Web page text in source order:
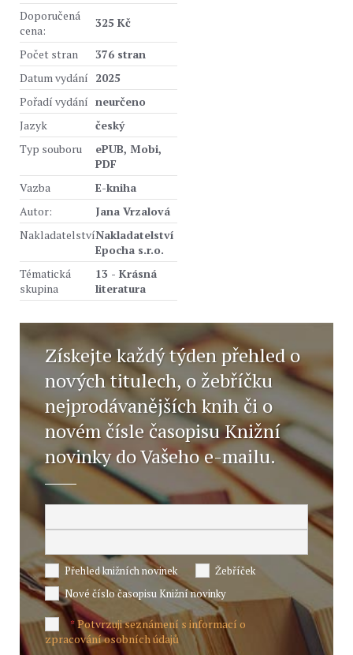
Doporučená
cena:
325 Kč
Počet stran
376 stran
Datum vydání 2025
Pořadí vydání neurčeno
Jazyk
český
Typ souboru
ePUB, Mobi,
PDF
Vazba
E-kniha
Autor:
Jana Vrzalová
NakladatelstvíNakladatelství
Epocha s.r.o.
Tématická
skupina
13 - Krásná
literatura
Získejte každý týden přehled o
nových titulech, o žebříčku
nejprodávanějších knih či o
novém čísle časopisu Knižní
novinky do Vašeho e-mailu.
Přehled knižních novinek
Žebříček
Nové číslo časopisu Knižní novinky
*Potvrzuji seznámení s informací o
zpracování osobních údajů